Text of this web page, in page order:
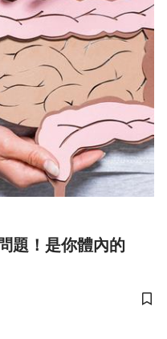
題！是你體內的
儲